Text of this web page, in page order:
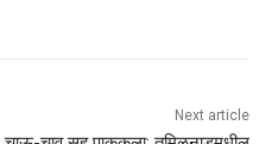
Next article